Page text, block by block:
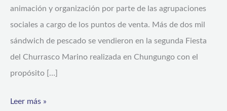
animación y organización por parte de las agrupaciones
sociales a cargo de los puntos de venta. Más de dos mil
sándwich de pescado se vendieron en la segunda Fiesta
del Churrasco Marino realizada en Chungungo con el
propósito […]
Leer más »